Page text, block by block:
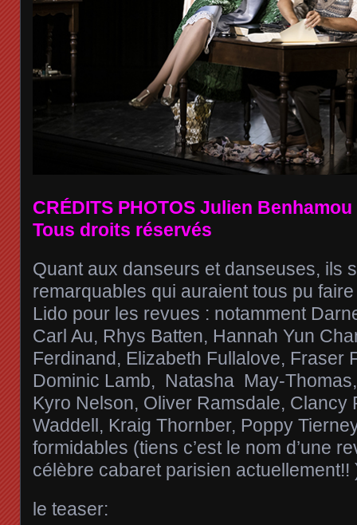
CRÉDITS PHOTOS Julien Benhamou
Tous droits réservés
Quant aux danseurs et danseuses, ils
remarquables qui auraient tous pu
Lido pour les revues : notamment
Carl Au, Rhys Batten, Hannah Yun
Ferdinand, Elizabeth Fullalove, Fraser
Dominic Lamb, Natasha May-
Kyro Nelson, Oliver Ramsdale, Clancy
Waddell, Kraig Thornber, Poppy
formidables (tiens c’est le nom d’une
célèbre cabaret parisien actuellement!!
le teaser: